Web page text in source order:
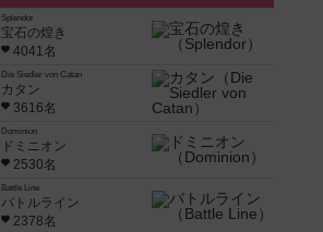
Splendor
宝石の煌き
4041名
Die Siedler von Catan
カタン
3616名
Dominion
ドミニオン
2530名
Battle Line
バトルライン
2378名